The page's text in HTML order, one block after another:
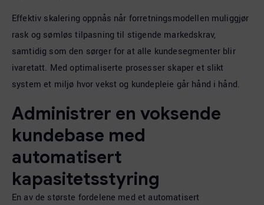
Effektiv skalering oppnås når forretningsmodellen muliggjør
rask og sømløs tilpasning til stigende markedskrav,
samtidig som den sørger for at alle kundesegmenter blir
ivaretatt. Med optimaliserte prosesser skaper et slikt
system et miljø hvor vekst og kundepleie går hånd i hånd.
Administrer en voksende
kundebase med
automatisert
kapasitetsstyring
En av de største fordelene med et automatisert